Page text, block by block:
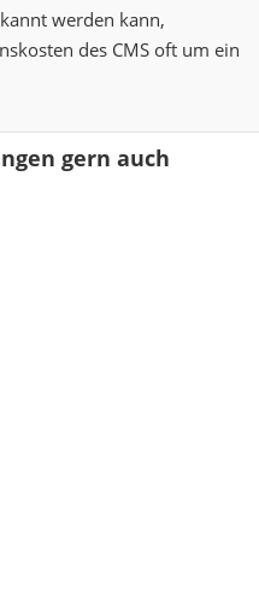
werden kann,
des CMS oft um ein
gern auch